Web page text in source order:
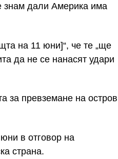
знам дали Америка има
на 11 юни]“, че те „ще
да не се нанасят удари
за превземане на остров
в отговор на
страна.